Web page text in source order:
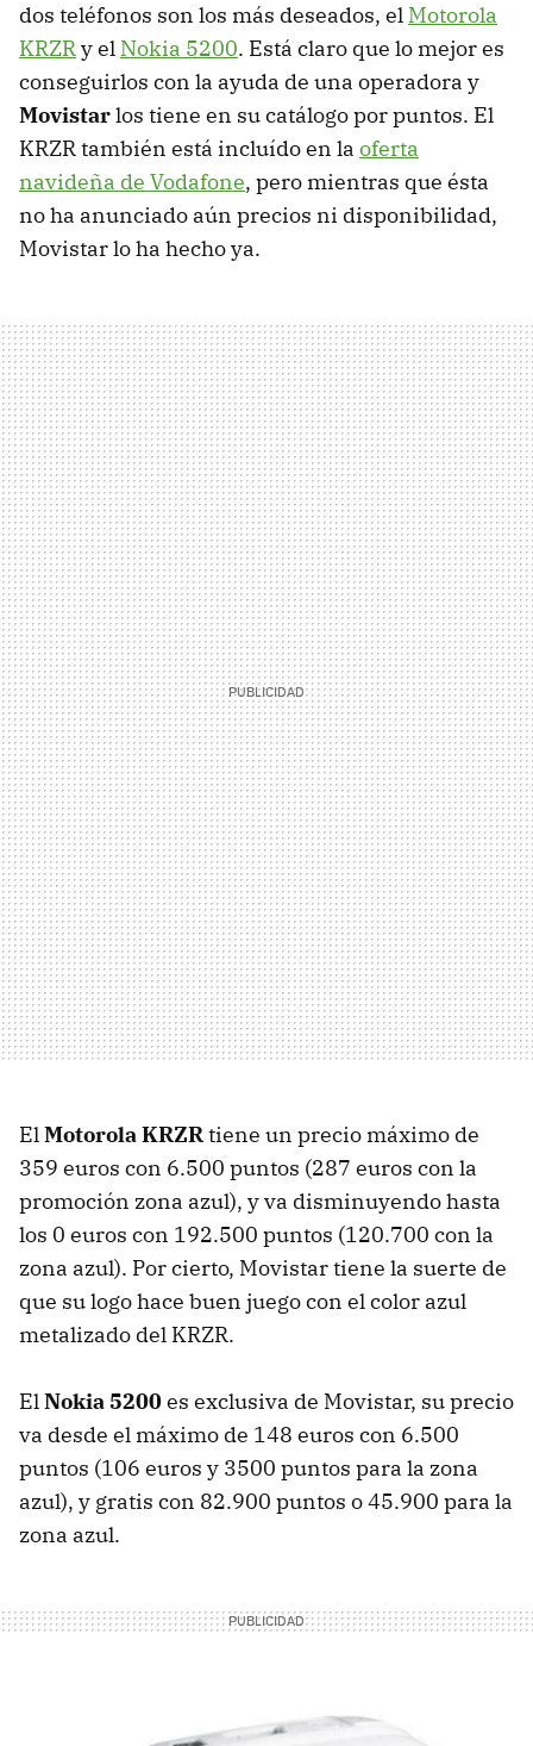
dos teléfonos son los más deseados, el Motorola
KRZRy el Nokia 5200. Está claro que lo mejor es
conseguirlos con la ayuda de una operadora y
Movistarlos tiene en su catálogo por puntos. El
KRZR también está incluído en la oferta
navideña de Vodafone, pero mientras que ésta
no ha anunciado aún precios ni disponibilidad,
Movistar lo ha hecho ya.
ElMotorola KRZRtiene un precio máximo de
359 euros con 6.500 puntos (287 euros con la
promoción zona azul), y va disminuyendo hasta
los 0 euros con 192.500 puntos (120.700 con la
zona azul). Por cierto, Movistar tiene la suerte de
que su logo hace buen juego con el color azul
metalizado del KRZR.
ElNokia 5200es exclusiva de Movistar, su precio
va desde el máximo de 148 euros con 6.500
puntos (106 euros y 3500 puntos para la zona
azul), y gratis con 82.900 puntos o 45.900 para la
zona azul.